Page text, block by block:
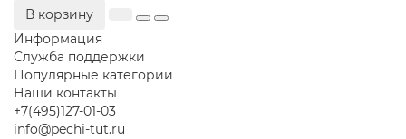
В корзину
Информация
Служба поддержки
Популярные категории
Наши контакты
+7(495)127-01-03
info@pechi-tut.ru